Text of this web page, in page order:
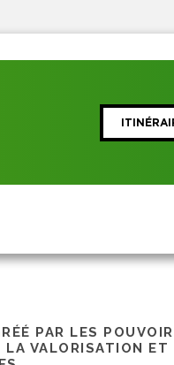
PAR LES
VALORISATION ET